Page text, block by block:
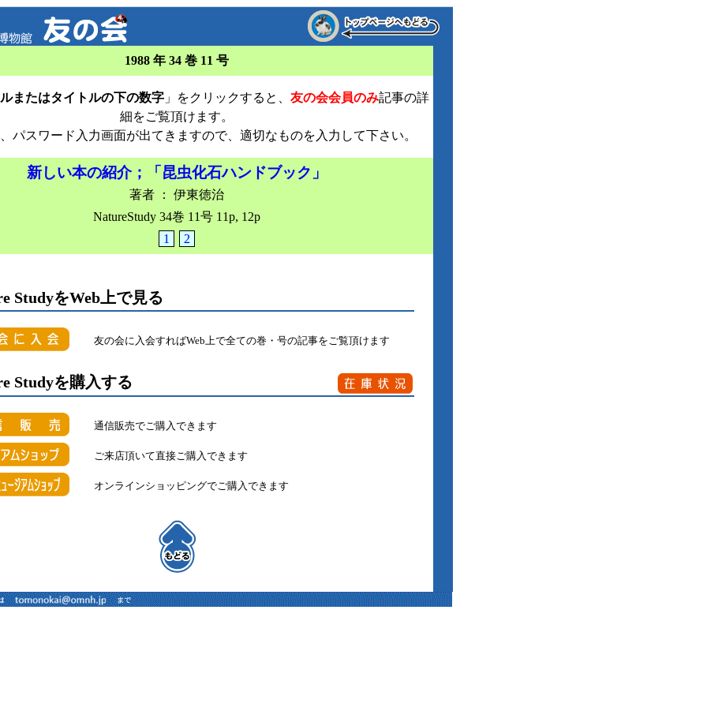
1988 年 34 巻 11 号
またはタイトルの下の数字 」をクリックすると、 友の会会員のみ記事の詳
細をご覧頂けます。
パスワード入力画面が出てきますので、適切なものを入力して下さい。
新しい本の紹介；「昆虫化石ハンドブック」
著者 ： 伊東徳治
NatureStudy 34巻 11号 11p, 12p
1
2
StudyをWeb上で見る
友の会に入会すればWeb上で全ての巻・号の記事をご覧頂けます
Studyを購入する
通信販売でご購入できます
ご来店頂いて直接ご購入できます
オンラインショッピングでご購入できます